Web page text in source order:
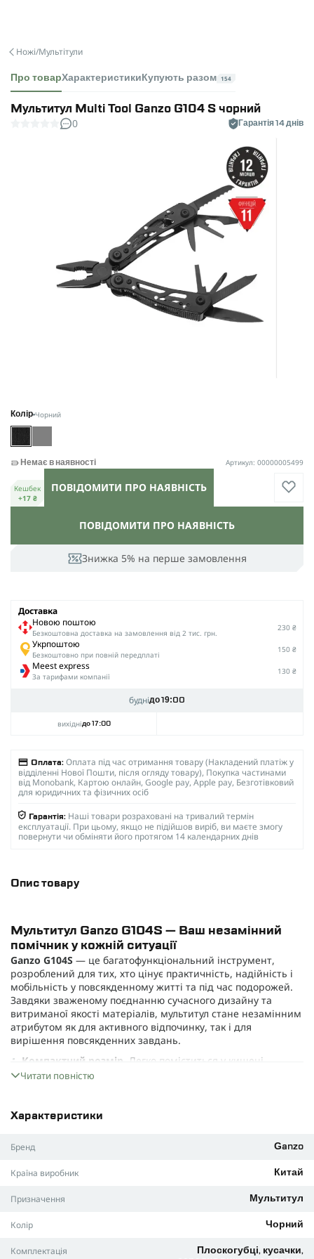
Ножі/Мультітули
Про товарХарактеристики Купують разом 154
Мультитул Multi Tool Ganzo G104 S чорний
0 Гарантія 14 днів
Колір Чорний
Знижка 5% на перше замовлення
ПОВІДОМИТИ ПРО НАЯВНІСТЬ
Немає в наявності Артикул: 00000005499
Кешбек
+17 ₴
ПОВІДОМИТИ ПРО НАЯВНІСТЬ
Доставка
Новою поштою
Безкоштовна доставка на замовлення від 2 тис. грн.
230 ₴
Укрпоштою
Безкоштовно при повній передплаті
150 ₴
Meest express
За тарифами компанії
130 ₴
буднідо 19:00
вихіднідо 17:00
Оплата: Оплата під час отримання товару (Накладений платіж у
відділенні Нової Пошти, після огляду товару), Покупка частинами
від Monobank, Картою онлайн, Google pay, Apple pay, Безготівковий
для юридичних та фізичних осіб
Гарантія: Наші товари розраховані на тривалий термін
експлуатації. При цьому, якщо не підійшов виріб, ви маєте змогу
повернути чи обміняти його протягом 14 календарних днів
Опис товару
Мультитул Ganzo G104S — Ваш незамінний
помічник у кожній ситуації
Ganzo G104S — це багатофункціональний інструмент,
розроблений для тих, хто цінує практичність, надійність і
мобільність у повсякденному житті та під час подорожей.
Завдяки зваженому поєднанню сучасного дизайну та
витриманої якості матеріалів, мультитул стане незамінним
атрибутом як для активного відпочинку, так і для
вирішення повсякденних завдань.
Компактний розмір.
Легко поміститься у кишені,
рюкзаку або на поясі, не створюючи дискомфорту навіть
виготовлені зі сталі 440С — це гарантія стійкості до
11 основних інструментів.
широким набором інструментів: ніж із серрейтором та
класичним лезом, плоскогубці з кусачками, викрутки
різних типів, шило, напилок, функція зняття ізоляції,
Зручність та безпека.
Фіксація кожного інструмента
закривання під час роботи.
Читати повністю
Характеристики
Бренд Ganzo
Країна виробник Китай
Призначення Мультитул
Колір Чорний
Комплектація
Плоскогубці, кусачки,